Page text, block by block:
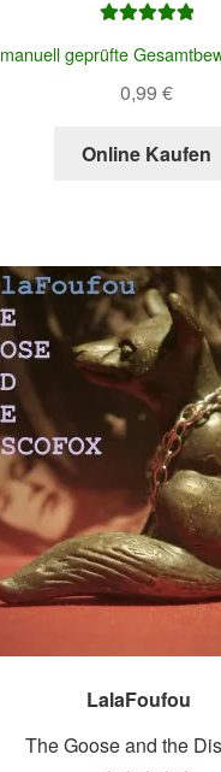
5.00von 5
manuell geprüfte
0,99 €
Online Kaufen
LalaFoufou
The Goose and the